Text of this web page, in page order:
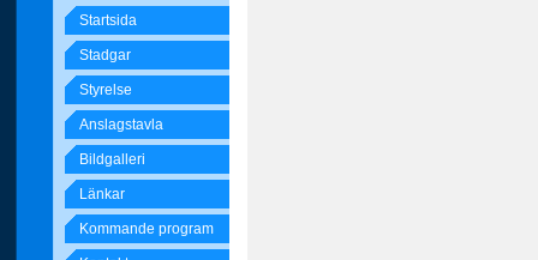
Startsida
Stadgar
Styrelse
Anslagstavla
Bildgalleri
Länkar
Kommande program